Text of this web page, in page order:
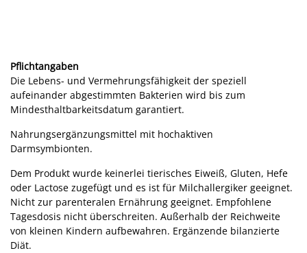
Pflichtangaben
Die Lebens- und Vermehrungsfähigkeit der speziell
aufeinander abgestimmten Bakterien wird bis zum
Mindesthaltbarkeitsdatum garantiert.
Nahrungsergänzungsmittel mit hochaktiven
Darmsymbionten.
Dem Produkt wurde keinerlei tierisches Eiweiß, Gluten, Hefe
oder Lactose zugefügt und es ist für Milchallergiker geeignet.
Nicht zur parenteralen Ernährung geeignet. Empfohlene
Tagesdosis nicht überschreiten. Außerhalb der Reichweite
von kleinen Kindern aufbewahren. Ergänzende bilanzierte
Diät.